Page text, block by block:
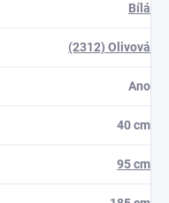
Bílá
(2312) Olivová
Ano
40 cm
95 cm